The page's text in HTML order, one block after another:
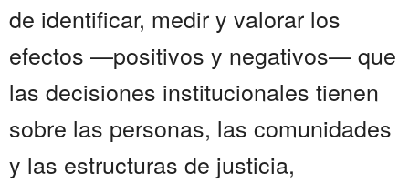
de identificar, medir y valorar los
efectos —positivos y negativos— que
las decisiones institucionales tienen
sobre las personas, las comunidades
y las estructuras de justicia,